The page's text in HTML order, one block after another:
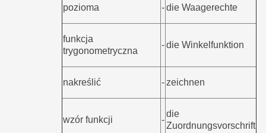
pozioma -die Waagerechte
funkcja
trygonometryczna
-die Winkelfunktion
nakreślić - zeichnen
wzór funkcji -
die
Zuordnungsvorschrift